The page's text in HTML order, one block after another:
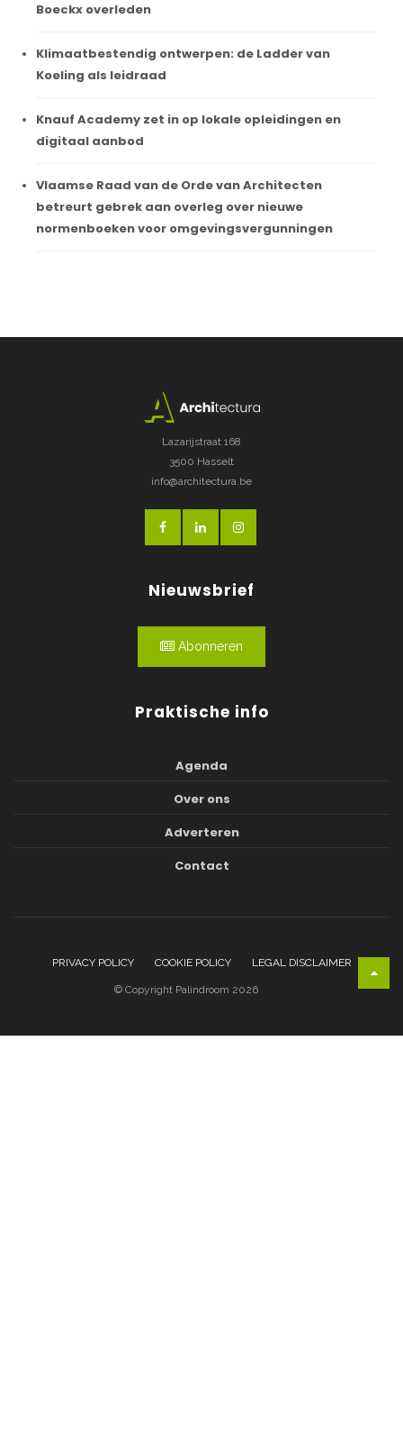
Boeckx overleden
Klimaatbestendig ontwerpen: de Ladder van
Koeling als leidraad
Knauf Academy zet in op lokale opleidingen en
digitaal aanbod
Vlaamse Raad van de Orde van Architecten
betreurt gebrek aan overleg over nieuwe
normenboeken voor omgevingsvergunningen
Lazarijstraat 168
3500 Hasselt
info@architectura.be
Nieuwsbrief
Abonneren
Praktische info
Agenda
Over ons
Adverteren
Contact
PRIVACY POLICY COOKIE POLICY LEGAL DISCLAIMER
© Copyright Palindroom 2026